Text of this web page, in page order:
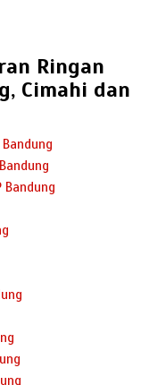
Ringan
Cimahi dan
Bandung